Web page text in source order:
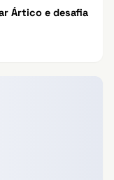
Ártico e desafia